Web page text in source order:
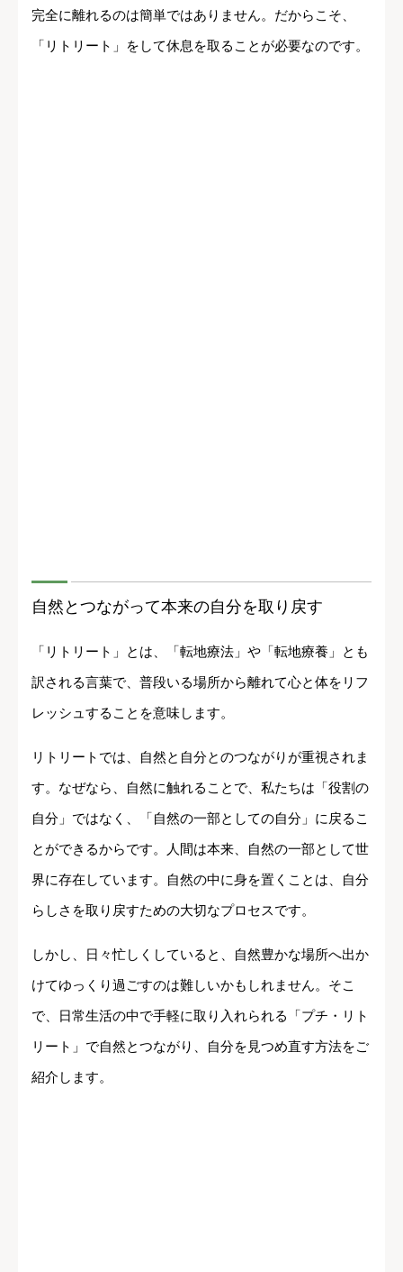
完全に離れるのは簡単ではありません。だからこそ、
「リトリート」をして休息を取ることが必要なのです。
自然とつながって本来の自分を取り戻す
「リトリート」とは、「転地療法」や「転地療養」とも
訳される言葉で、普段いる場所から離れて心と体をリフ
レッシュすることを意味します。
リトリートでは、自然と自分とのつながりが重視されま
す。なぜなら、自然に触れることで、私たちは「役割の
自分」ではなく、「自然の一部としての自分」に戻るこ
とができるからです。人間は本来、自然の一部として世
界に存在しています。自然の中に身を置くことは、自分
らしさを取り戻すための大切なプロセスです。
しかし、日々忙しくしていると、自然豊かな場所へ出か
けてゆっくり過ごすのは難しいかもしれません。そこ
で、日常生活の中で手軽に取り入れられる「プチ・リト
リート」で自然とつながり、自分を見つめ直す方法をご
紹介します。